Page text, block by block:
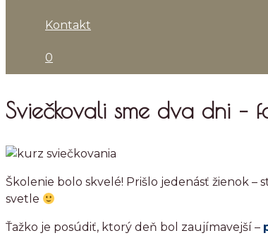
Kontakt
0
Sviečkovali sme dva dni –
Školenie bolo skvelé! Prišlo jedenásť žienok –
svetle
Ťažko je posúdiť, ktorý deň bol zaujímavejší –